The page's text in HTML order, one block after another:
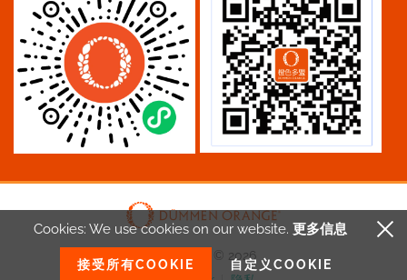
Copyright © 2026
Cookies: We use cookies on our website. 更多信息
接受所有COOKIE 自定义COOKIE